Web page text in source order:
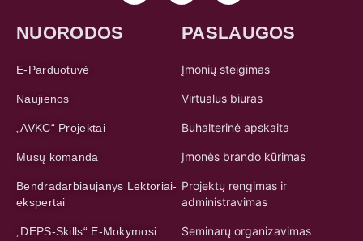
NUORODOS
E-Parduotuvė
Naujienos
„AVKC“ Projektai
Mūsų komanda
Bendradarbiaujanys Lektoriai-
ekspertai
„DEPS-Skills“ E-Mokymosi
PASLAUGOS
Įmonių steigimas
Virtualus biuras
Buhalterinė apskaita
Įmonės brando kūrimas
Projektų rengimas ir
administravimas
Seminarų organizavimas